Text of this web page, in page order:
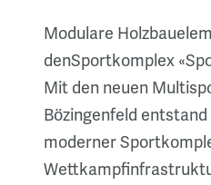
Modulare
denSportkomplex
Mit den neuen
Bözingenfeld entstand
moderner